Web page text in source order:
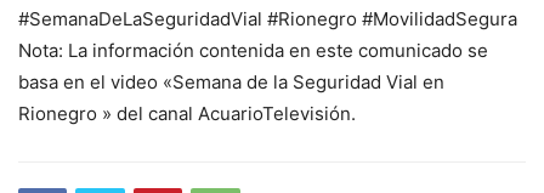
#SemanaDeLaSeguridadVial #Rionegro #MovilidadSegura
Nota: La información contenida en este comunicado se
basa en el video «Semana de la Seguridad Vial en
Rionegro » del canal AcuarioTelevisión.